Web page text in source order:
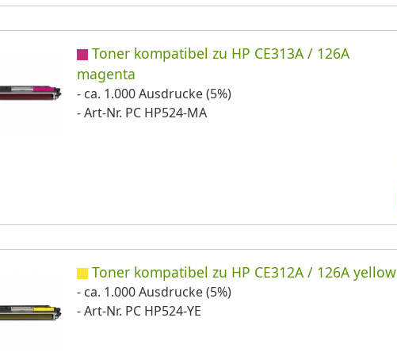
Toner kompatibel zu HP CE313A / 126A
magenta
- ca. 1.000 Ausdrucke (5%)
- Art-Nr. PC HP524-MA
Toner kompatibel zu HP CE312A / 126A yellow
- ca. 1.000 Ausdrucke (5%)
- Art-Nr. PC HP524-YE